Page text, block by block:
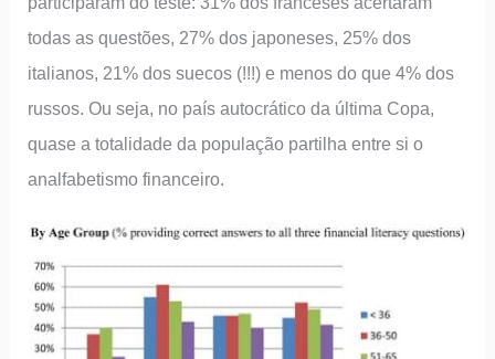
todas as questões, 27% dos japoneses, 25% dos
italianos, 21% dos suecos (!!!) e menos do que 4% dos
russos. Ou seja, no país autocrático da última Copa,
quase a totalidade da população partilha entre si o
analfabetismo financeiro.